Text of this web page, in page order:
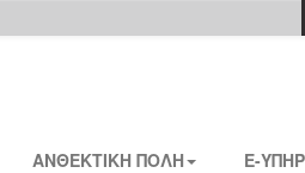
ΑΝΘΕΚΤΙΚΗ ΠΟΛΗ E-